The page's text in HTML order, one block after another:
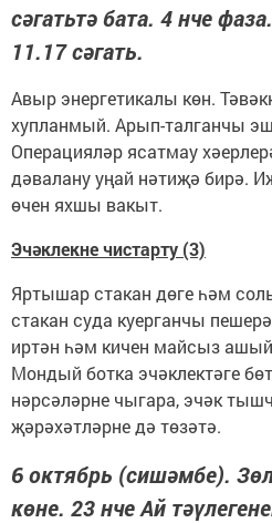
сәгатьтә бата. 4 нче
11.17 сәгать.
Авыр энергетикалы көн.
хупланмый. Арып-талганчы
Операцияләр ясатмау
дәвалану уңай нәтиҗә бирә.
өчен яхшы вакыт.
Эчәклекне чистарту (3)
Яртышар стакан дөге һәм
стакан суда куерганчы
иртән һәм кичен майсыз
Мондый ботка эчәклектәге
нәрсәләрне чыгара, эчәк
җәрәхәтләрне дә төзәтә.
6 октябрь (сишәмбе).
көне. 23 нче Ай